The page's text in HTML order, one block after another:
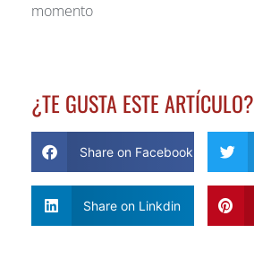
momento
¿TE GUSTA ESTE ARTÍCULO?
Share on Facebook
Share on Linkdin